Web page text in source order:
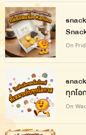
On
ทุกโอ
On